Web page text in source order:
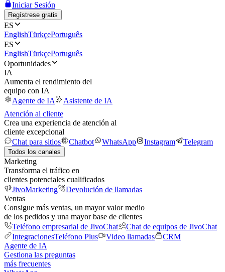
Iniciar Sesión
Regístrese gratis
ES
EnglishTürkçePortuguês
ES
EnglishTürkçePortuguês
Oportunidades
IA
Aumenta el rendimiento del
equipo con IA
Agente de IA
Asistente de IA
Atención al cliente
Crea una experiencia de atención al
cliente excepcional
Chat para sitios
Chatbot WhatsApp Instagram Telegram
Todos los canales
Marketing
Transforma el tráfico en
clientes potenciales cualificados
JivoMarketing
Devolución de llamadas
Ventas
Consigue más ventas, un mayor valor medio
de los pedidos y una mayor base de clientes
Teléfono empresarial de JivoChat
Chat de equipos de JivoChat
IntegracionesTeléfono Plus Video llamadas
CRM
Agente de IA
Gestiona las preguntas
más frecuentes